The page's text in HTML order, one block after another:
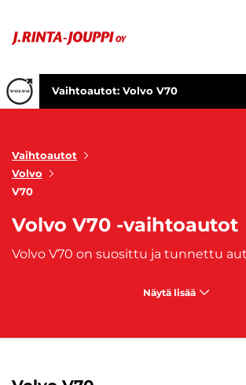
Vaihtoautot: Volvo V70
Vaihtoautot
Volvo
V70
Volvo V70 -vaihtoautot
Näytä lisää